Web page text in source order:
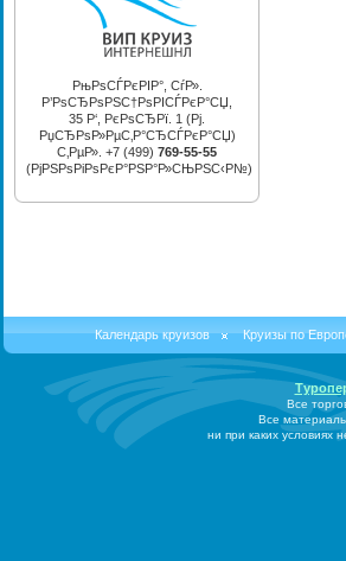
РњРѕСЃРєРІР°, СѓР».
Р’РѕСЂРѕРЅС†РѕРІСЃРєР°СЏ,
35 Р‘, РєРѕСЂРї. 1 (Рј.
РџСЂРѕР»РµС‚Р°СЂСЃРєР°СЏ)
С‚РµР». +7 (499) 769-55-55
(РјРЅРѕРіРѕРєР°РЅР°Р»СЊРЅС‹Р№)
Календарь круизов Круизы по
Все
Все
ни при каких условиях